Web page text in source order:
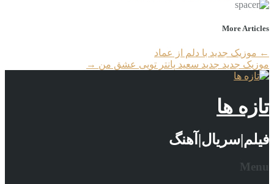
More Articles
← موزیک جدید با دلم از عماد
موزیک جدید جديد سعید پانتر تویی عشق من →
تازه ها
فیلم|سریال|آهنگ
Menu